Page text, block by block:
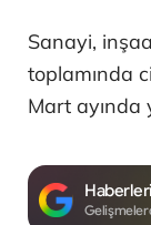
Sanayi,
toplamında
Mart ayında